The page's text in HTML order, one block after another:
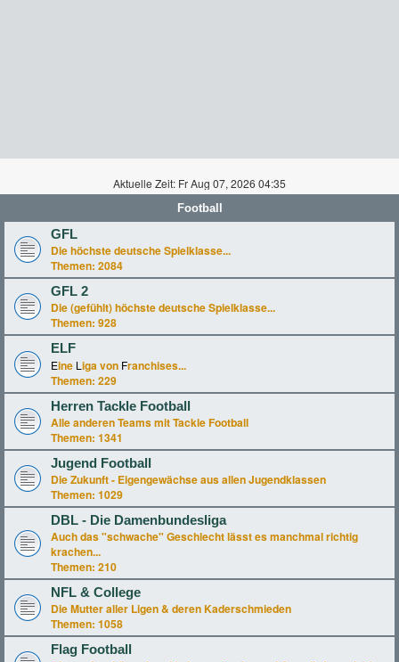
Aktuelle Zeit: Fr Aug 07, 2026 04:35
Football
GFL
Die höchste deutsche Spielklasse...
Themen: 2084
GFL 2
Die (gefühlt) höchste deutsche Spielklasse...
Themen: 928
ELF
Eine L iga von Franchises...
Themen: 229
Herren Tackle Football
Alle anderen Teams mit Tackle Football
Themen: 1341
Jugend Football
Die Zukunft - Eigengewächse aus allen Jugendklassen
Themen: 1029
DBL - Die Damenbundesliga
Auch das "schwache" Geschlecht lässt es manchmal richtig
krachen...
Themen: 210
NFL & College
Die Mutter aller Ligen & deren Kaderschmieden
Themen: 1058
Flag Football